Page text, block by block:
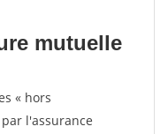
mutuelle
« hors
l'assurance